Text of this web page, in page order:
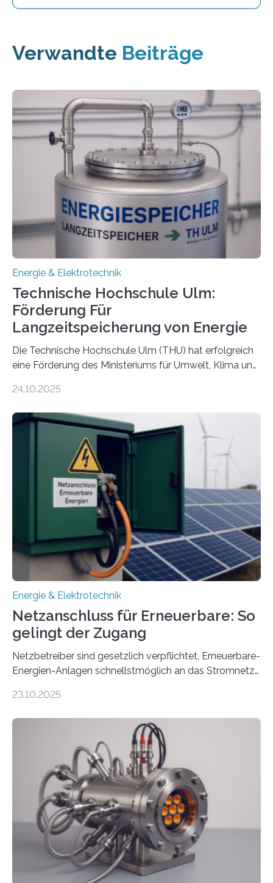
Verwandte Beiträge
Energie & Elektrotechnik
Technische Hochschule Ulm:
Förderung Für
Langzeitspeicherung von Energie
Die Technische Hochschule Ulm (THU) hat erfolgreich
eine Förderung des Ministeriums für Umwelt, Klima und
Forschungsprojekt „LAGER – Langzeitspeicherung in
Quartieren“ eingeworben. Ziel des Projekts ist die
Entwicklung, Erprobung und Demonstration von
Konzepten zur langfristigen Energiespeicherung in
sektorübergreifend vernetzten Energiesystemen. Das
Projekt startete am 15. Oktober 2025, hat eine Laufzeit
von drei Jahren und ein Gesamtvolumen von rund 2,9
Millionen Euro, wovon 2,6 Millionen Euro durch das
Ministerium für Umwelt, Klima und…
24.10.2025
Energie & Elektrotechnik
Netzanschluss für Erneuerbare: So
gelingt der Zugang
Netzbetreiber sind gesetzlich verpflichtet, Erneuerbare-
Energien-Anlagen schnellstmöglich an das Stromnetz
ermöglichen. Doch der dafür nötige Netzausbau hinkt
einem „Anschlussstau“. Die Stiftung
Umweltenergierecht hat den Rechtsrahmen in einem
neuen Bericht für die Praxis eingeordnet – inklusive der
Rolle von flexiblen Netzanschlussvereinbarungen. Der
Netzanschluss von Erneuerbare-Energien-Anlagen
(EE-Anlagen) ist entscheidend für die Energiewende.
Denn ohne Anschluss an das Netz kann kein Strom
eingespeist werden. Nach dem Erneuerbare-Energien-
Gesetz (EEG) sind Netzbetreiber…
23.10.2025